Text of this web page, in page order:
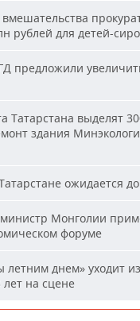
рублей для детей-
предложили
Татарстана выделят
здания
ожидается
Монголии
форуме
днем» уходит
на сцене